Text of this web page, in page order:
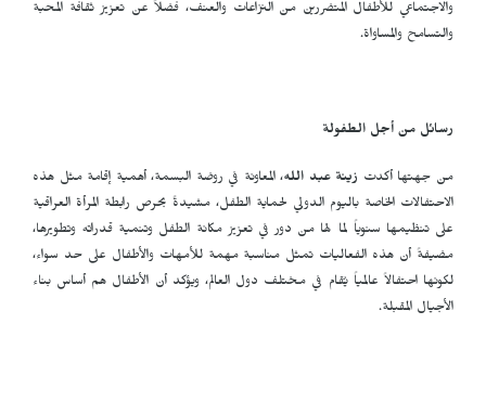
والاجتماعي للأطفال المتضررين من النزاعات والعنف، فضلاً عن تعزيز ثقافة المحبة
والتسامح والمساواة.
رسائل من أجل الطفولة
من جهتها أكدت زينة عبد الله، المعاونة في روضة البسمة، أهمية إقامة مثل هذه
الاحتفالات الخاصة باليوم الدولي لحماية الطفل، مشيدةً بحرص رابطة المرأة العراقية
على تنظيمها سنوياً لما لها من دور في تعزيز مكانة الطفل وتنمية قدراته وتطويرها،
مضيفةً أن هذه الفعاليات تمثل مناسبة مهمة للأمهات والأطفال على حد سواء،
لكونها احتفالاً عالمياً يُقام في مختلف دول العالم، ويؤكد أن الأطفال هم أساس بناء
الأجيال المقبلة.